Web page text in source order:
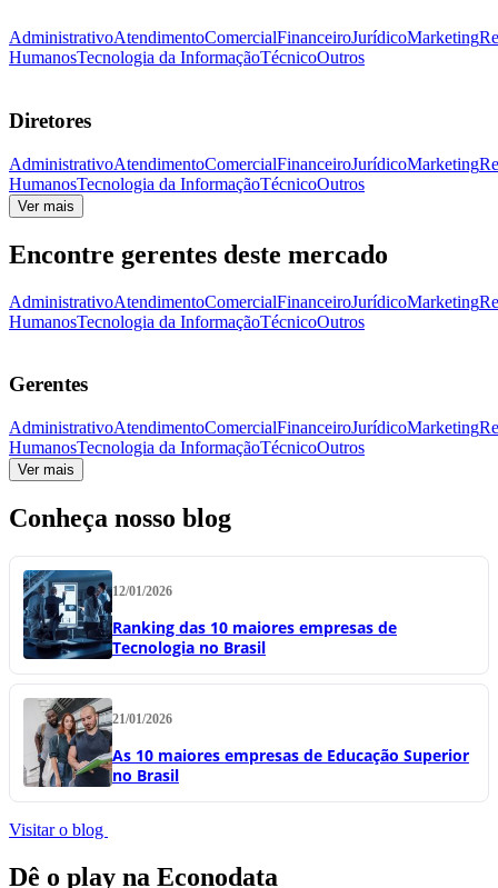
AdministrativoAtendimentoComercialFinanceiroJurídicoMarketing
HumanosTecnologia da InformaçãoTécnicoOutros
Diretores
AdministrativoAtendimentoComercialFinanceiroJurídicoMarketing
HumanosTecnologia da InformaçãoTécnicoOutros
Ver mais
Encontre gerentes deste mercado
AdministrativoAtendimentoComercialFinanceiroJurídicoMarketing
HumanosTecnologia da InformaçãoTécnicoOutros
Gerentes
AdministrativoAtendimentoComercialFinanceiroJurídicoMarketing
HumanosTecnologia da InformaçãoTécnicoOutros
Ver mais
Conheça nosso blog
12/01/2026
Ranking das 10 maiores empresas de
Tecnologia no Brasil
21/01/2026
As 10 maiores empresas de Educação Superior
no Brasil
Visitar o blog
Dê o play na Econodata